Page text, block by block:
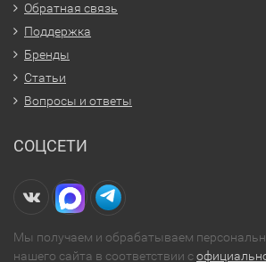
Обратная связь
Поддержка
Бренды
Статьи
Вопросы и ответы
СОЦСЕТИ
Мы получаем и обрабатываем
нашего сайта в соответствии с